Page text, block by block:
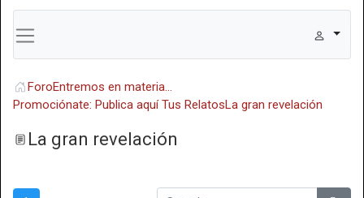
ForoEntremos en materia...
Promociónate: Publica aquí Tus RelatosLa gran revelación
La gran revelación